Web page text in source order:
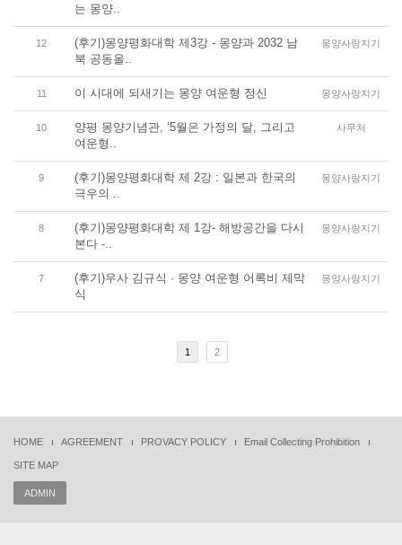
는 몽양..
12
(후기)몽양평화대학 제3강 - 몽양과 2032 남
북 공동올..
몽양사랑지기
11 이 시대에 되새기는 몽양 여운형 정신 몽양사랑지기
10
양평 몽양기념관, ‘5월은 가정의 달, 그리고
여운형..
사무처
9
(후기)몽양평화대학 제 2강 : 일본과 한국의
극우의 ..
몽양사랑지기
8
(후기)몽양평화대학 제 1강- 해방공간을 다시
본다 -..
몽양사랑지기
7
(후기)우사 김규식 · 몽양 여운형 어록비 제막
식
몽양사랑지기
1 2
HOME AGREEMENT PROVACY POLICY Email Collecting Prohibition
SITE MAP
ADMIN